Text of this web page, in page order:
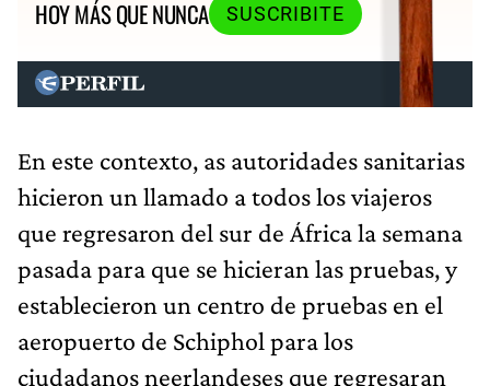
HOY MÁS QUE NUNCA
SUSCRIBITE
En este contexto, as autoridades sanitarias
hicieron un llamado a todos los viajeros
que regresaron del sur de África la semana
pasada para que se hicieran las pruebas, y
establecieron un centro de pruebas en el
aeropuerto de Schiphol para los
ciudadanos neerlandeses que regresaran